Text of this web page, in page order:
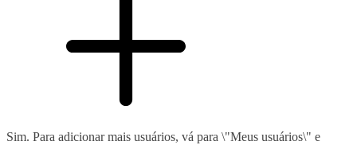
Sim. Para adicionar mais usuários, vá para \"Meus usuários\" e